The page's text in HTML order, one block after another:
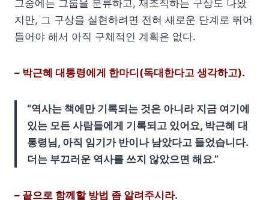
그중에는 그룹을 분류하고, 재조직하는 구상도 나왔
지만, 그 구상을 실현하려면 전혀 새로운 단계로 뛰어
들어야 해서 아직 구체적인 계획은 없다.
– 박근혜 대통령에게 한마디(독대한다고 생각하고).
“역사는 책에만 기록되는 것은 아니라 지금 여기에
있는 모든 사람들에게 기록되고 있어요, 박근혜 대
통령님, 아직 임기가 반이나 남았다고 들었습니다.
더는 부끄러운 역사를 쓰지 않았으면 해요.”
– 끝으로 함께할 방법 좀 알려주시라.